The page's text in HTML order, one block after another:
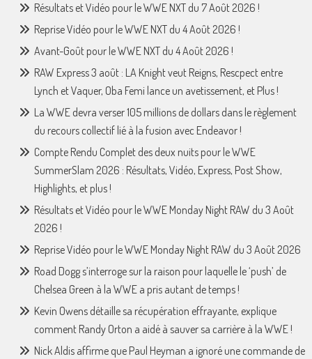
Résultats et Vidéo pour le WWE NXT du 7 Août 2026 !
Reprise Vidéo pour le WWE NXT du 4 Août 2026 !
Avant-Goût pour le WWE NXT du 4 Août 2026 !
RAW Express 3 août : LA Knight veut Reigns, Rescpect entre
Lynch et Vaquer, Oba Femi lance un avetissement, et Plus !
La WWE devra verser 105 millions de dollars dans le règlement
du recours collectif lié à la fusion avec Endeavor !
Compte Rendu Complet des deux nuits pour le WWE
SummerSlam 2026 : Résultats, Vidéo, Express, Post Show,
Highlights, et plus !
Résultats et Vidéo pour le WWE Monday Night RAW du 3 Août
2026 !
Reprise Vidéo pour le WWE Monday Night RAW du 3 Août 2026
Road Dogg s’interroge sur la raison pour laquelle le ‘push’ de
Chelsea Green à la WWE a pris autant de temps !
Kevin Owens détaille sa récupération effrayante, explique
comment Randy Orton a aidé à sauver sa carrière à la WWE !
Nick Aldis affirme que Paul Heyman a ignoré une commande de